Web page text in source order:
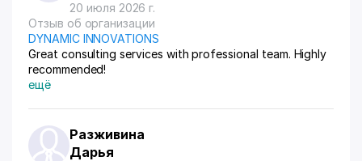
20 июля 2026 г.
Отзыв об организации
DYNAMIC INNOVATIONS
Great consulting services with professional team. Highly
recommended!
ещё
Разживина
Дарья